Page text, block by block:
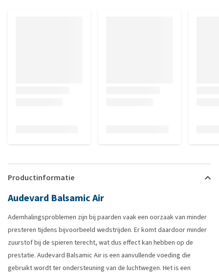
Productinformatie
Audevard Balsamic Air
Ademhalingsproblemen zijn bij paarden vaak een oorzaak van minder
presteren tijdens bijvoorbeeld wedstrijden. Er komt daardoor minder
zuurstof bij de spieren terecht, wat dus effect kan hebben op de
prestatie. Audevard Balsamic Air is een aanvullende voeding die
gebruikt wordt ter ondersteuning van de luchtwegen. Het is een